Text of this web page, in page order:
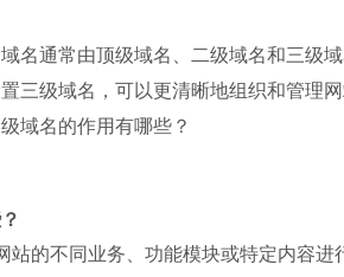
名通常由顶级域名、二级域名和三级
三级域名，可以更清晰地组织和管理
域名的作用有哪些？
站的不同业务、功能模块或特定内容进